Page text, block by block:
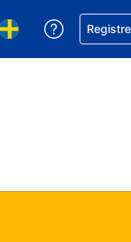
Din nuvarande
Välj språk. Ditt
Få hjälp